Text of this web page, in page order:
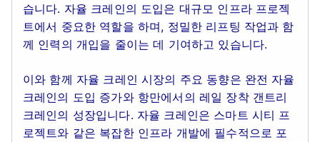
습니다. 자율 크레인의 도입은 대규모 인프라 프로젝
트에서 중요한 역할을 하며, 정밀한 리프팅 작업과 함
께 인력의 개입을 줄이는 데 기여하고 있습니다.
이와 함께 자율 크레인 시장의 주요 동향은 완전 자율
크레인의 도입 증가와 항만에서의 레일 장착 갠트리
크레인의 성장입니다. 자율 크레인은 스마트 시티 프
로젝트와 같은 복잡한 인프라 개발에 필수적으로 포